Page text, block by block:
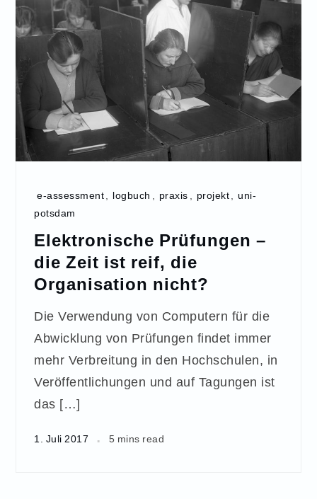
e-assessment logbuch praxis projekt
uni-
potsdam
Elektronische Prüfungen –
die Zeit ist reif, die
Organisation nicht?
Die Verwendung von Computern für die
Abwicklung von Prüfungen findet immer
mehr Verbreitung in den Hochschulen, in
Veröffentlichungen und auf Tagungen ist
das […]
1. Juli 2017 5 mins read